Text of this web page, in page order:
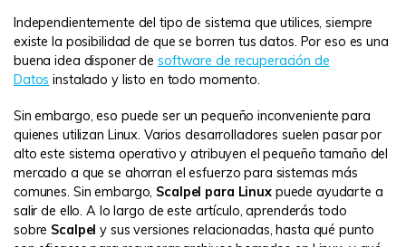
Otros Productos
Repairit - Reparar Datos
UBackit - Respaldar Datos
Independientemente del tipo de sistema que utilices, siempre
existe la posibilidad de que se borren tus datos. Por eso es una
buena idea disponer de software de recuperación de
Datos instalado y listo en todo momento.
Sin embargo, eso puede ser un pequeño inconveniente para
quienes utilizan Linux. Varios desarrolladores suelen pasar por
alto este sistema operativo y atribuyen el pequeño tamaño del
mercado a que se ahorran el esfuerzo para sistemas más
comunes. Sin embargo, Scalpel para Linux puede ayudarte a
salir de ello. A lo largo de este artículo, aprenderás todo
sobre Scalpel y sus versiones relacionadas, hasta qué punto